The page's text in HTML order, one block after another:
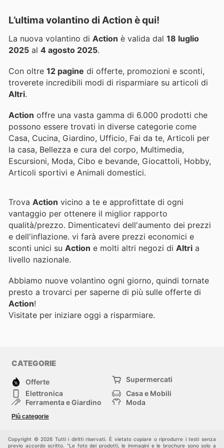
L’ultima volantino di Action è qui!
La nuova volantino di Action è valida dal 18 luglio
2025 al 4 agosto 2025.
Con oltre 12 pagine di offerte, promozioni e sconti,
troverete incredibili modi di risparmiare su articoli di
Altri.
Action offre una vasta gamma di 6.000 prodotti che
possono essere trovati in diverse categorie come
Casa, Cucina, Giardino, Ufficio, Fai da te, Articoli per
la casa, Bellezza e cura del corpo, Multimedia,
Escursioni, Moda, Cibo e bevande, Giocattoli, Hobby,
Articoli sportivi e Animali domestici.
Trova Action vicino a te e approfittate di ogni
vantaggio per ottenere il miglior rapporto
qualità/prezzo. Dimenticatevi dell'aumento dei prezzi
e dell'inflazione. vi farà avere prezzi economici e
sconti unici su Action e molti altri negozi di Altri a
livello nazionale.
Abbiamo nuove volantino ogni giorno, quindi tornate
presto a trovarci per saperne di più sulle offerte di
Action!
Visitate per iniziare oggi a risparmiare.
CATEGORIE
Offerte
Supermercati
Elettronica
Casa e Mobili
Ferramenta e Giardino
Moda
Bambini e Neonati
Più categorie
Copyright © 2026 Tutti i diritti riservati. È vietato copiare o riprodurre i testi senza
previo accordo scritto. "Le foto dei prodotti, le immagini e le brochure sono solo a